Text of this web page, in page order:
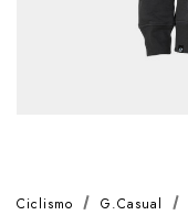
Ciclismo G.Casual